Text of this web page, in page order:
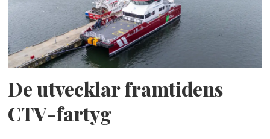
De utvecklar framtidens
CTV-fartyg